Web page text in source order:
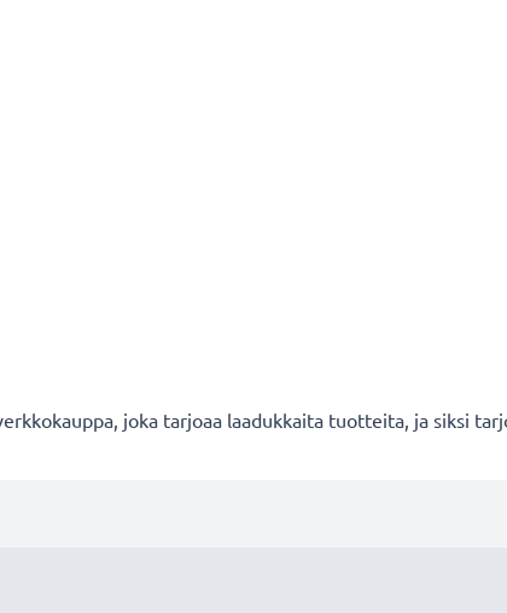
joka tarjoaa laadukkaita tuotteita, ja siksi